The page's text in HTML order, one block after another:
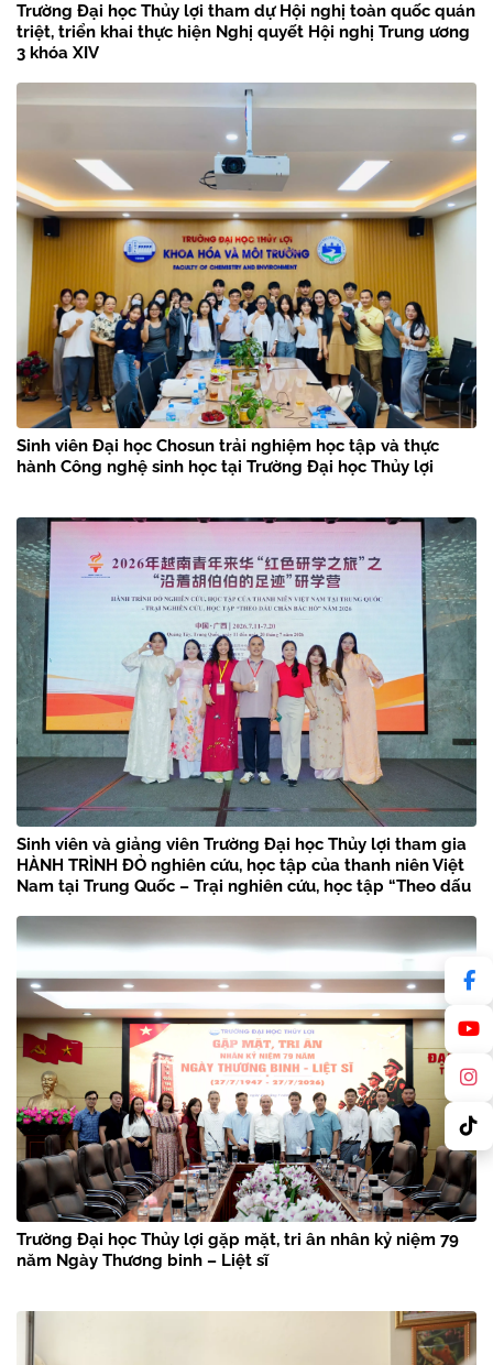
Trường Đại học Thủy lợi tham dự Hội nghị toàn quốc quán
triệt, triển khai thực hiện Nghị quyết Hội nghị Trung ương
3 khóa XIV
Sinh viên Đại học Chosun trải nghiệm học tập và thực
hành Công nghệ sinh học tại Trường Đại học Thủy lợi
Sinh viên và giảng viên Trường Đại học Thủy lợi tham gia
HÀNH TRÌNH ĐỎ nghiên cứu, học tập của thanh niên Việt
Nam tại Trung Quốc – Trại nghiên cứu, học tập “Theo dấu
Trường Đại học Thủy lợi gặp mặt, tri ân nhân kỷ niệm 79
năm Ngày Thương binh – Liệt sĩ